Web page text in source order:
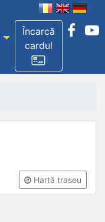
Încarcă
cardul
Hartă traseu